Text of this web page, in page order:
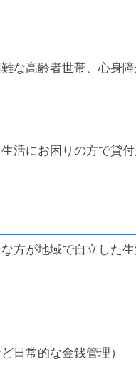
な高齢者世帯、心身
にお困りの方で貸付
方が地域で自立した
日常的な金銭管理）